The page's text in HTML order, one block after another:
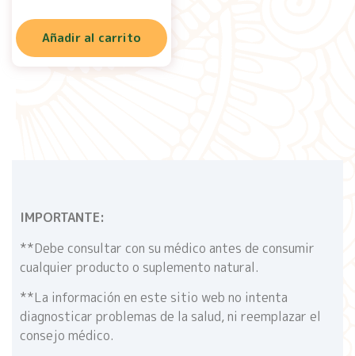
Añadir al carrito
IMPORTANTE:
**Debe consultar con su médico antes de consumir
cualquier producto o suplemento natural.
**La información en este sitio web no intenta
diagnosticar problemas de la salud, ni reemplazar el
consejo médico.